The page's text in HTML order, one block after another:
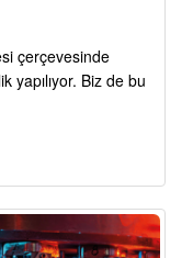
çerçevesinde
yapılıyor. Biz de bu